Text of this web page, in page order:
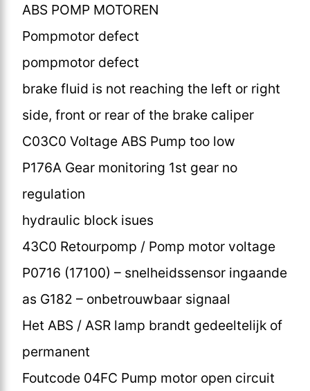
ABS POMP MOTOREN
Pompmotor defect
pompmotor defect
brake fluid is not reaching the left or right
side, front or rear of the brake caliper
C03C0 Voltage ABS Pump too low
P176A Gear monitoring 1st gear no
regulation
hydraulic block isues
43C0 Retourpomp / Pomp motor voltage
P0716 (17100) – snelheidssensor ingaande
as G182 – onbetrouwbaar signaal
Het ABS / ASR lamp brandt gedeeltelijk of
permanent
Foutcode 04FC Pump motor open circuit